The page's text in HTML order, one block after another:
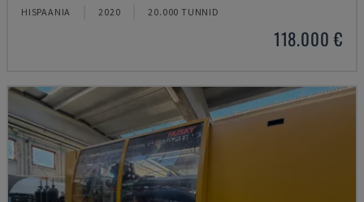
HISPAANIA 2020 20.000 TUNNID
118.000 €